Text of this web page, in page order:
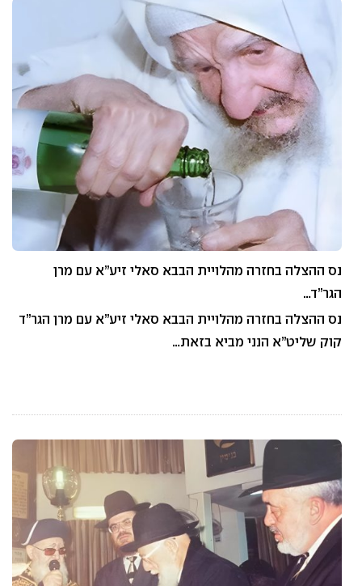
נס ההצלה בחזרה מהלויית הבבא סאלי זיע”א עם מרן
הגר”ד…
נס ההצלה בחזרה מהלויית הבבא סאלי זיע”א עם מרן הגר”ד
קוק שליט”א הנני מביא בזאת…